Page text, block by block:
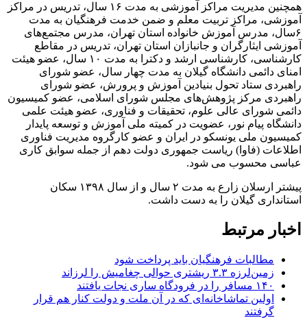
همچنین مدیریت مراکز آموزشی به مدت ۱۶ سال، تدریس در مراکز
آموزشی، مراکز تربیت معلم و ضمن خدمت فرهنگیان به مدت
۶سال، مدرس آموزش خانواده استان تهران، مدرس مجتمع‌های
آموزشی ایثارگران و جانبازان استان تهران، تدریس در مقاطع
کارشناسی، کارشناسی ارشد و دکترا به مدت ۱۰ سال، عضو هیئت
امنای دائمی دانشگاه گیلان به مدت چهار سال، عضو شورای
راهبردی ستاد تحول بنیادین آموزش و پرورش، عضو شورای
راهبردی مرکز پژوهش‌های مجلس شورای اسلامی، عضو کمیسیون
دائمی شورای عالی علوم، تحقیقات و فناوری، عضو هیئت علمی
دانشگاه پیام نور، عضویت در کمیته ملی آموزش و توسعه پایدار
کمیسیون ملی یونسکو در ایران و عضو کارگروه مدیریت فناوری
اطلاعات (فاوا) ریاست جمهوری دولت دهم از جمله سوابق کاری
عباسی محسوب می شود.
پیشتر ارسلان زارع به مدت ۲ سال و از سال ۱۳۹۸ سکان
استانداری گیلان را به دست داشت.
اخبار مرتبط
مطالبات فرهنگیان باید پرداخت شود
زمین‌لرزه ۳.۳ ریشتری حوالی چغامیش را لرزاند
۱۴۰ مسافر را در فرودگاه ساری نجات یافتند
اولین تماشاخانه‌ای که در آن ملت و دولت کنار هم قرار
گرفتند